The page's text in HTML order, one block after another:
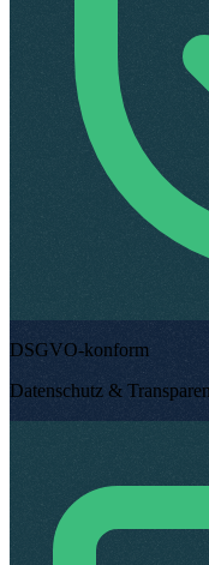
DSGVO-konform
Datenschutz &